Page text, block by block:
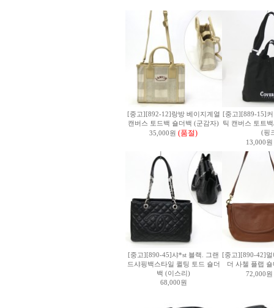
[중고][892-12]랑방 베이지계열
캔버스 토드백 숄더백 (군감자)
35,000원 (품절)
[중고][889-15]
틱 캔버스 토트
(핑
13,000원
[중고][890-45]샤*st 블랙. 그랜
드샤핑백스타일 퀼팅 토드 숄더
백 (이스리)
68,000원
[중고][890-42]
더 사첼 플랩
72,000원